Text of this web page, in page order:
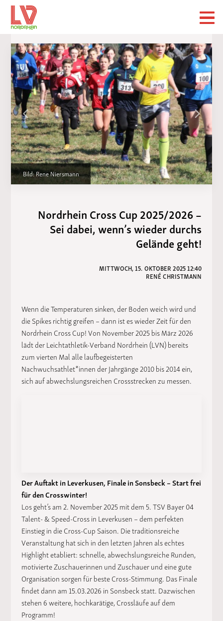
Bild: Rene Niersmann
Nordrhein Cross Cup 2025/2026 –
Sei dabei, wenn’s wieder durchs
Gelände geht!
MITTWOCH, 15. OKTOBER 2025 12:40
RENÉ CHRISTMANN
Wenn die Temperaturen sinken, der Boden weich wird und
die Spikes richtig greifen – dann ist es wieder Zeit für den
Nordrhein Cross Cup! Von November 2025 bis März 2026
lädt der Leichtathletik-Verband Nordrhein (LVN) bereits
zum vierten Mal alle laufbegeisterten
Nachwuchsathlet*innen der Jahrgänge 2010 bis 2014 ein,
sich auf abwechslungsreichen Crossstrecken zu messen.
Der Auftakt in Leverkusen, Finale in Sonsbeck – Start frei
für den Crosswinter!
Los geht’s am 2. November 2025 mit dem 5. TSV Bayer 04
Talent- & Speed-Cross in Leverkusen – dem perfekten
Einstieg in die Cross-Cup Saison. Die traditionsreiche
Veranstaltung hat sich in den letzten Jahren als echtes
Highlight etabliert: schnelle, abwechslungsreiche Runden,
motivierte Zuschauerinnen und Zuschauer und eine gute
Organisation sorgen für beste Cross-Stimmung. Das Finale
findet dann am 15.03.2026 in Sonsbeck statt. Dazwischen
stehen 6 weitere, hochkarätige, Crossläufe auf dem
Programm!